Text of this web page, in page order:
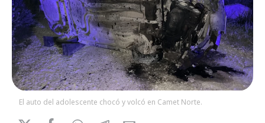
El auto del adolescente chocó y volcó en Camet Norte.